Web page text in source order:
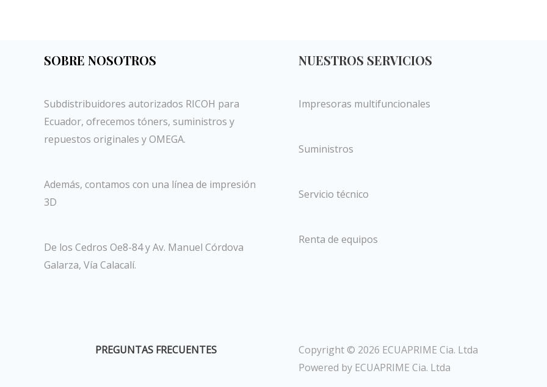
SOBRE NOSOTROS
Subdistribuidores autorizados RICOH para
Ecuador, ofrecemos tóners, suministros y
repuestos originales y OMEGA.
Además, contamos con una línea de impresión
3D
De los Cedros Oe8-84 y Av. Manuel Córdova
Galarza, Vía Calacalí.
NUESTROS SERVICIOS
Impresoras multifuncionales
Suministros
Servicio técnico
Renta de equipos
PREGUNTAS FRECUENTES
Copyright © 2026 ECUAPRIME Cia. Ltda
Powered by ECUAPRIME Cia. Ltda